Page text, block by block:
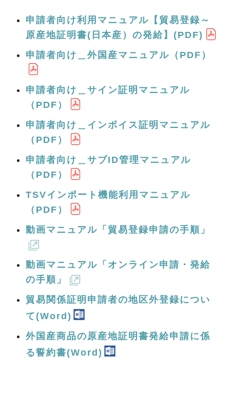
申請者向け利用マニュアル【貿易登録～
原産地証明書(日本産）の発給】(PDF)
申請者向け＿外国産マニュアル（PDF）
申請者向け＿サイン証明マニュアル
（PDF）
申請者向け＿インボイス証明マニュアル
（PDF）
申請者向け＿サブID管理マニュアル
（PDF）
TSVインポート機能利用マニュアル
（PDF）
動画マニュアル「貿易登録申請の手順」
動画マニュアル「オンライン申請・発給
の手順」
貿易関係証明申請者の地区外登録につい
て(Word)
外国産商品の原産地証明書発給申請に係
る誓約書(Word)